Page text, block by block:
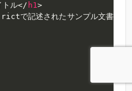
トル</ h1>
で記述されたサンプル文書です。